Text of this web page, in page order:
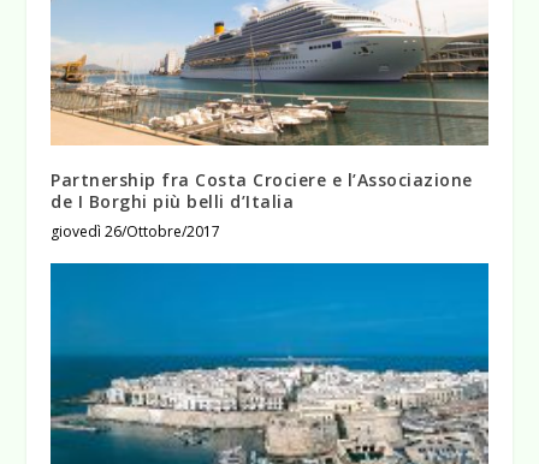
Partnership fra Costa Crociere e l’Associazione
de I Borghi più belli d’Italia
giovedì 26/Ottobre/2017